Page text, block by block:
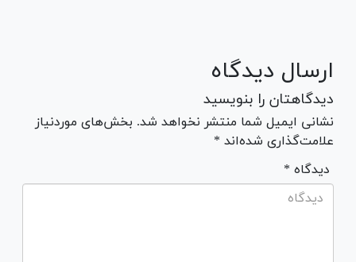
ارسال دیدگاه
دیدگاهتان را بنویسید
نشانی ایمیل شما منتشر نخواهد شد. بخش‌های موردنیاز
علامت‌گذاری شده‌اند *
* دیدگاه